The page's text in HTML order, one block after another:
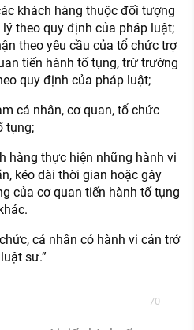
khách hàng thuộc đối tượng
theo quy định của pháp luật;
theo yêu cầu của tổ chức trợ
tiến hành tố tụng, trừ trường
quy định của pháp luật;
cá nhân, cơ quan, tổ chức
tụng;
hàng thực hiện những hành vi
kéo dài thời gian hoặc gây
của cơ quan tiến hành tố tụng
cá nhân có hành vi cản trở
sư.”
70